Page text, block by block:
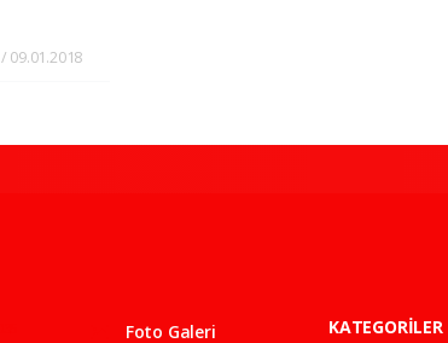
/ 09.01.2018
Foto Galeri KATEGORİLER